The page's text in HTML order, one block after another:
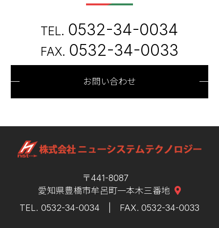
0532-34-0034
0532-34-0033
お問い合わせ
441-8087
愛知県豊橋市牟呂町一本木三番地
0532-34-0034
0532-34-0033